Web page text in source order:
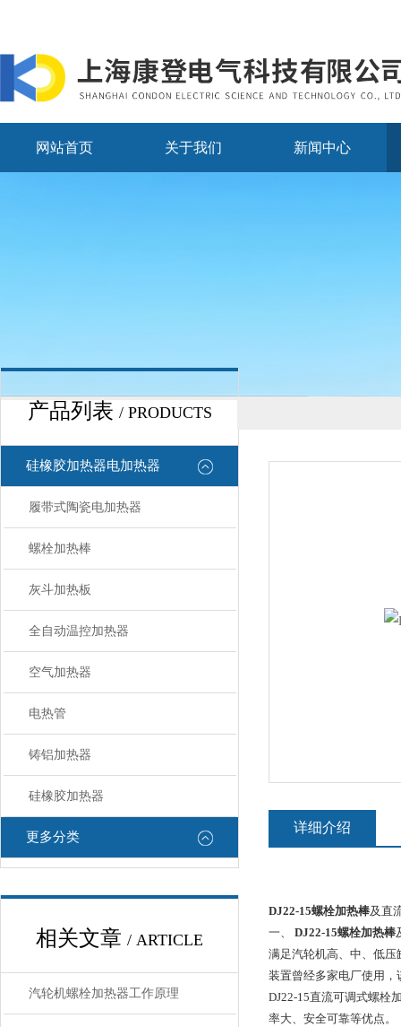
网站首页 关于我们 新闻中心
产品列表 / PRODUCTS
硅橡胶加热器电加热器
履带式陶瓷电加热器
螺栓加热棒
灰斗加热板
全自动温控加热器
空气加热器
电热管
铸铝加热器
硅橡胶加热器
更多分类
相关文章 / ARTICLE
汽轮机螺栓加热器工作原理
详细介绍
DJ22-15螺栓加热棒及
一、
DJ22-15螺栓加热棒
满足汽轮机高、中、低压
装置曾经多家电厂使用
DJ22-15直流可调式螺栓
率大、安全可靠等优点。